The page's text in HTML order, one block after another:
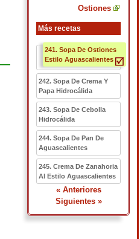
en la cocina, puesto
presentaciones, pueden
frescos, guisados,
ahumados, en vinagre,
en latados, secos, en
su concha, entre otras
presentaciones.
Ostiones
Más recetas
241. Sopa De Ostiones
Estilo Aguascalientes
242. Sopa De Crema Y
Papa Hidrocálida
243. Sopa De Cebolla
Hidrocálida
244. Sopa De Pan De
Aguascalientes
245. Crema De Zanahoria
Al Estilo Aguascalientes
« Anteriores
Siguientes »